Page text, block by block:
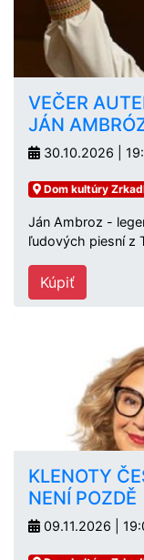
VEČER
JÁN
30.10.2026 |
Dom kultúry
Ján Ambroz -
ľudových piesní z
Kúpiť
KLENOTY
NENÍ POZDĚ
09.11.2026 |